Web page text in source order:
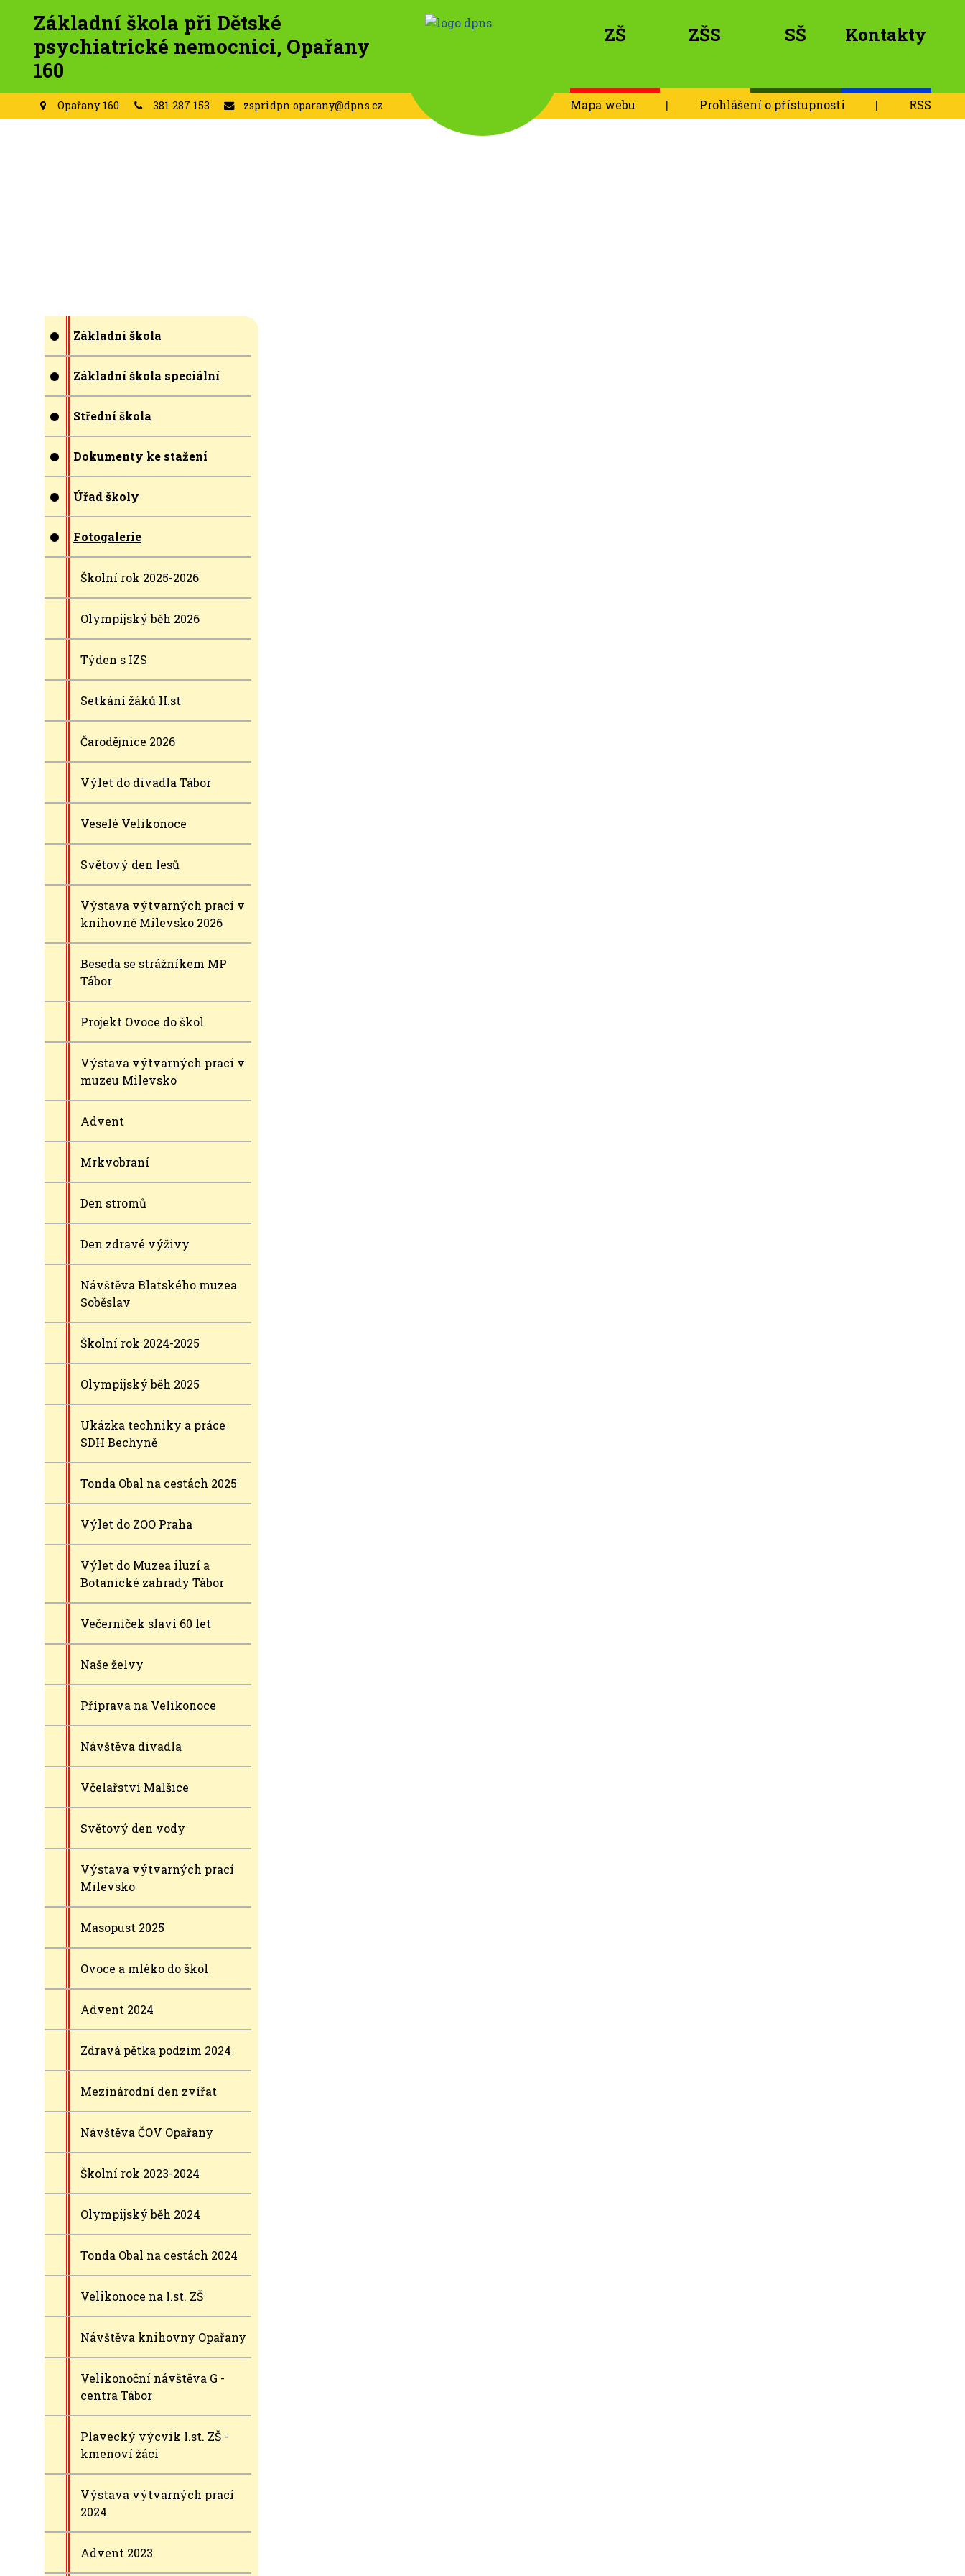
Základní škola při Dětské
psychiatrické nemocnici, Opařany
160
ZŠ ZŠS SŠ Kontakty
Opařany 160 381 287 153 zspridpn.oparany@dpns.cz Mapa webu | Prohlášení o přístupnosti | RSS
Základní škola
Základní škola speciální
Střední škola
Dokumenty ke stažení
Úřad školy
Fotogalerie
Školní rok 2025-2026
Olympijský běh 2026
Týden s IZS
Setkání žáků II.st
Čarodějnice 2026
Výlet do divadla Tábor
Veselé Velikonoce
Světový den lesů
Výstava výtvarných prací v
knihovně Milevsko 2026
Beseda se strážníkem MP
Tábor
Projekt Ovoce do škol
Výstava výtvarných prací v
muzeu Milevsko
Advent
Mrkvobraní
Den stromů
Den zdravé výživy
Návštěva Blatského muzea
Soběslav
Školní rok 2024-2025
Olympijský běh 2025
Ukázka techniky a práce
SDH Bechyně
Tonda Obal na cestách 2025
Výlet do ZOO Praha
Výlet do Muzea iluzí a
Botanické zahrady Tábor
Večerníček slaví 60 let
Naše želvy
Příprava na Velikonoce
Návštěva divadla
Včelařství Malšice
Světový den vody
Výstava výtvarných prací
Milevsko
Masopust 2025
Ovoce a mléko do škol
Advent 2024
Zdravá pětka podzim 2024
Mezinárodní den zvířat
Návštěva ČOV Opařany
Školní rok 2023-2024
Olympijský běh 2024
Tonda Obal na cestách 2024
Velikonoce na I.st. ZŠ
Návštěva knihovny Opařany
Velikonoční návštěva G -
centra Tábor
Plavecký výcvik I.st. ZŠ -
kmenoví žáci
Výstava výtvarných prací
2024
Advent 2023